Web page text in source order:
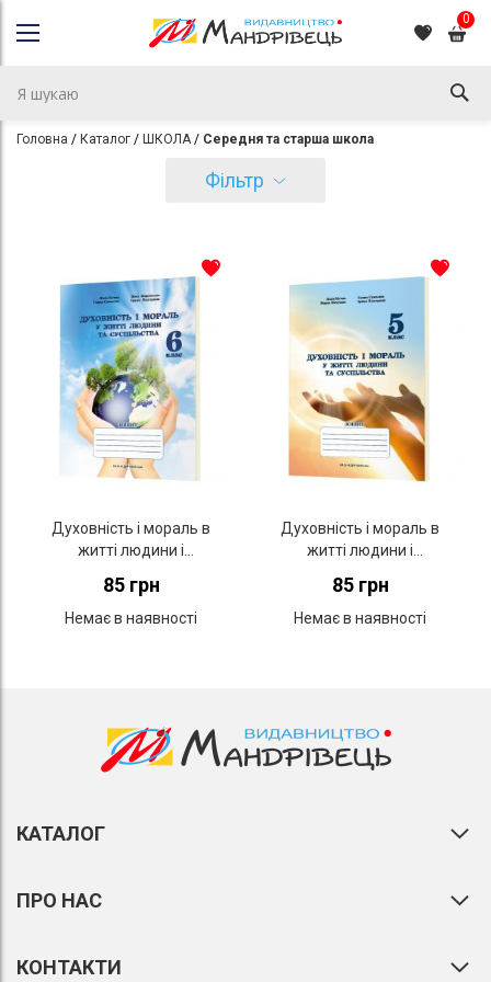
0
Головна Каталог ШКОЛА Середня та старша школа
Фільтр
Духовність і мораль в
житті людини і
класу
85 грн
Немає в наявності
Духовність і мораль в
житті людини і
класу
85 грн
Немає в наявності
КАТАЛОГ
ПРО НАС
КОНТАКТИ